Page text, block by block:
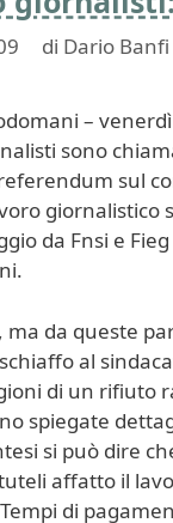
di Dario Banfi
–
sono
sul
giornalistico
da Fnsi e
ma da queste
al
di un rifiuto
spiegate
si può dire
affatto il
di